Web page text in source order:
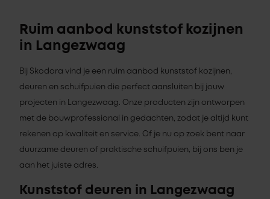
Ruim aanbod kunststof kozijnen
in Langezwaag
Bij Skodora vind je een ruim aanbod kunststof kozijnen,
deuren en schuifpuien die perfect aansluiten bij jouw
projecten in Langezwaag. Onze producten zijn ontworpen
met de bouwprofessional in gedachten, zodat je altijd kunt
rekenen op kwaliteit en service. Of je nu op zoek bent naar
duurzame deuren of praktische schuifpuien, bij ons ben je
aan het juiste adres.
Kunststof deuren in Langezwaag